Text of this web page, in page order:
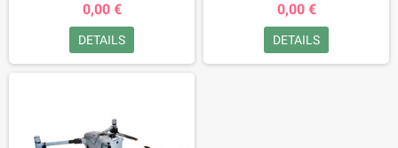
0,00 €
DETAILS
0,00 €
DETAILS